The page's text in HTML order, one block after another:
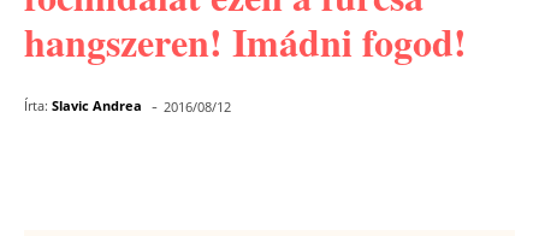
hangszeren! Imádni fogod!
Írta: Slavic Andrea - 2016/08/12